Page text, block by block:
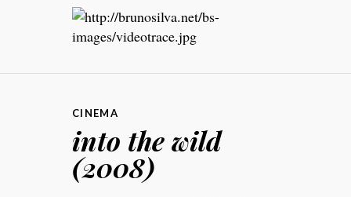
CINEMA
into the wild
(2008)